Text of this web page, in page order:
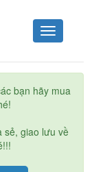
Toggle
navigation
bạn hãy mua
sẻ, giao lưu về